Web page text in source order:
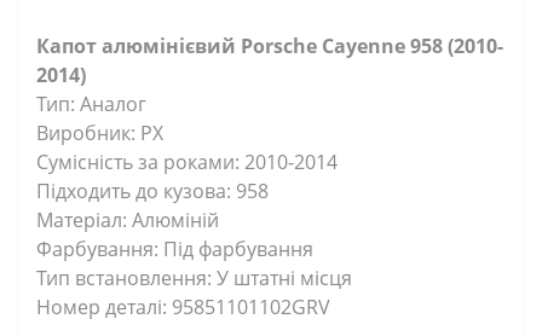
Капот алюмінієвий Porsche Cayenne 958 (2010-
2014)
Тип: Аналог
Виробник: PX
Сумісність за роками: 2010-2014
Підходить до кузова: 958
Матеріал: Алюміній
Фарбування: Під фарбування
Тип встановлення: У штатні місця
Номер деталі: 95851101102GRV